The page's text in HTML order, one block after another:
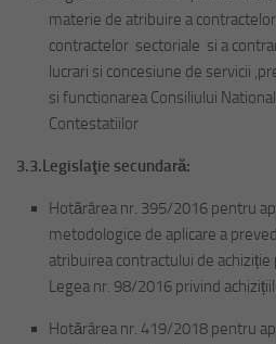
materie de atribuire a
contractelor sectoriale si a
lucrari si concesiune de servicii
si functionarea Consiliului
Contestatiilor
3.3.Legislaţie secundară:
Hotărârea nr. 395/2016 pentru
metodologice de aplicare a
atribuirea contractului de
Legea nr. 98/2016 privind
Hotărârea nr. 419/2018 pentru